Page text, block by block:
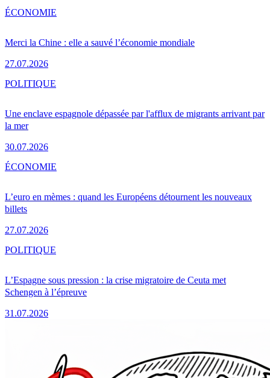
Merci la Chine : elle a sauvé l’économie mondiale
27.07.2026
ÉCONOMIE
Une enclave espagnole dépassée par l'afflux de migrants arrivant par
la mer
30.07.2026
POLITIQUE
L’euro en mèmes : quand les Européens détournent les nouveaux
billets
27.07.2026
ÉCONOMIE
L’Espagne sous pression : la crise migratoire de Ceuta met
Schengen à l’épreuve
31.07.2026
POLITIQUE